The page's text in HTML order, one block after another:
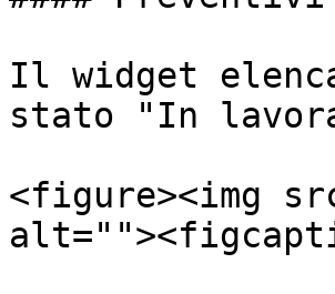
Il widget
stato "In
<figure><img